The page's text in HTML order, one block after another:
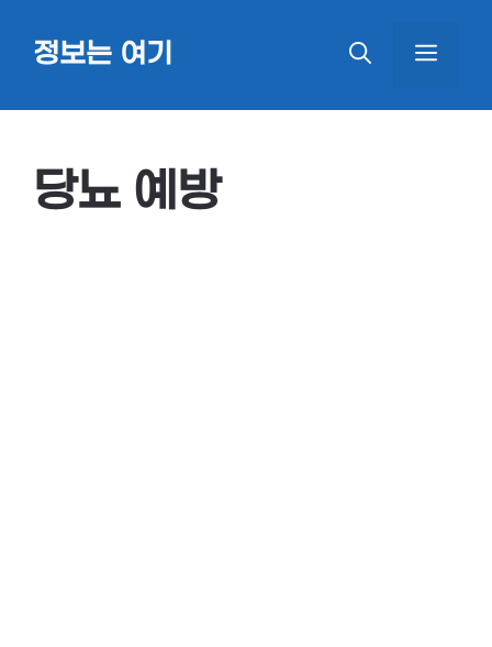
정보는 여기
당뇨 예방